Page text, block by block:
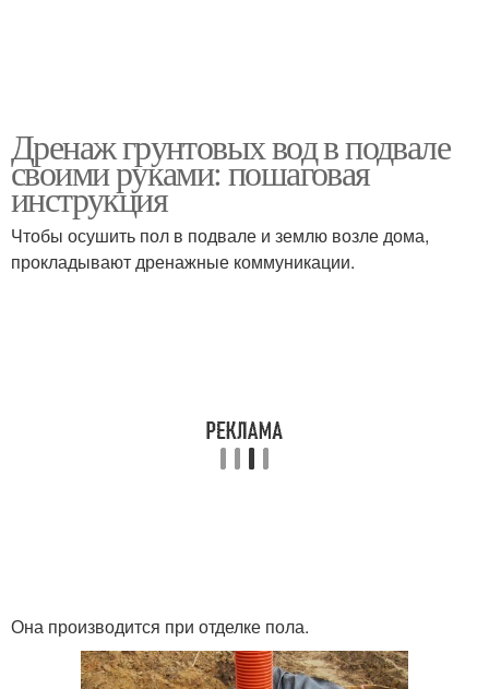
Дренаж грунтовых вод в подвале
своими руками: пошаговая
инструкция
Чтобы осушить пол в подвале и землю возле дома,
прокладывают дренажные коммуникации.
Она производится при отделке пола.